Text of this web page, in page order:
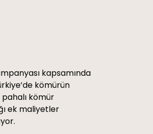
kapsamında
kömürün
kömür
ek maliyetler